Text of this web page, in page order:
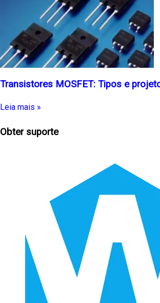
Transistores MOSFET: Tipos e
Leia mais »
Obter suporte